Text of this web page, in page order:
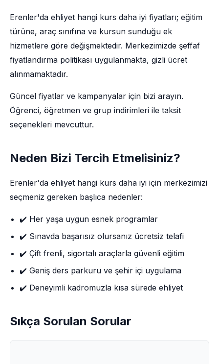
Erenler'da ehliyet hangi kurs daha iyi fiyatları; eğitim
türüne, araç sınıfına ve kursun sunduğu ek
hizmetlere göre değişmektedir. Merkezimizde şeffaf
fiyatlandırma politikası uygulanmakta, gizli ücret
alınmamaktadır.
Güncel fiyatlar ve kampanyalar için bizi arayın.
Öğrenci, öğretmen ve grup indirimleri ile taksit
seçenekleri mevcuttur.
Neden Bizi Tercih Etmelisiniz?
Erenler'da ehliyet hangi kurs daha iyi için merkezimizi
seçmeniz gereken başlıca nedenler:
✔️ Her yaşa uygun esnek programlar
✔️ Sınavda başarısız olursanız ücretsiz telafi
✔️ Çift frenli, sigortalı araçlarla güvenli eğitim
✔️ Geniş ders parkuru ve şehir içi uygulama
✔️ Deneyimli kadromuzla kısa sürede ehliyet
Sıkça Sorulan Sorular